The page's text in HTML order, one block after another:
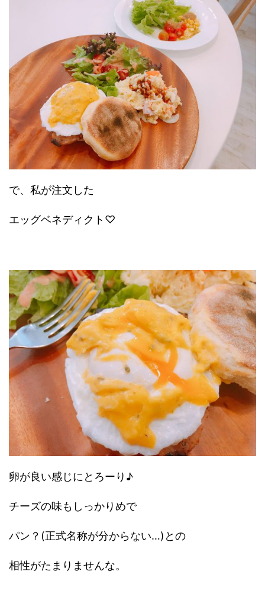
で、私が注文した
エッグベネディクト♡
卵が良い感じにとろーり♪
チーズの味もしっかりめで
パン？(正式名称が分からない…)との
相性がたまりませんな。